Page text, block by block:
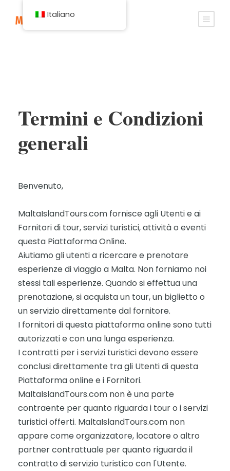
Termini e Condizioni
generali
Benvenuto,
MaltaIslandTours.com fornisce agli Utenti e ai
Fornitori di tour, servizi turistici, attività o eventi
questa Piattaforma Online.
Aiutiamo gli utenti a ricercare e prenotare
esperienze di viaggio a Malta. Non forniamo noi
stessi tali esperienze. Quando si effettua una
prenotazione, si acquista un tour, un biglietto o
un servizio direttamente dal fornitore.
I fornitori di questa piattaforma online sono tutti
autorizzati e con una lunga esperienza.
I contratti per i servizi turistici devono essere
conclusi direttamente tra gli Utenti di questa
Piattaforma online e i Fornitori.
MaltaIslandTours.com non è una parte
contraente per quanto riguarda i tour o i servizi
turistici offerti. MaltaIslandTours.com non
appare come organizzatore, locatore o altro
partner contrattuale per quanto riguarda il
contratto di servizio turistico con l'Utente.
Italiano